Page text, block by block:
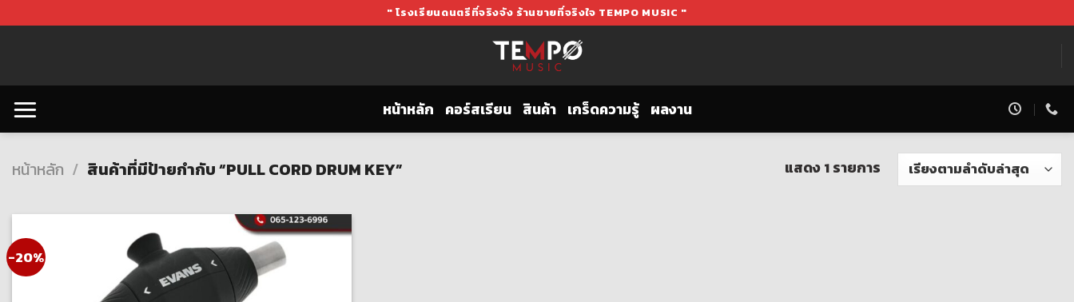
to
" โรงเรียนดนตรีที่จริงจัง ร้านขายที่จริงใจ TEMPO MUSIC "
หน้าหลัก คอร์สเรียน สินค้า เกร็ดความรู้ ผลงาน
หน้าหลัก / สินค้าที่มีป้ายกำกับ “PULL CORD DRUM KEY” แสดง 1 รายการ
-20%